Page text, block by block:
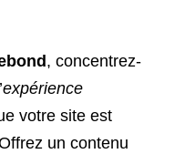
, concentrez-
expérience
votre site est
un contenu